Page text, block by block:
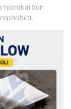
hidrokarbon
).